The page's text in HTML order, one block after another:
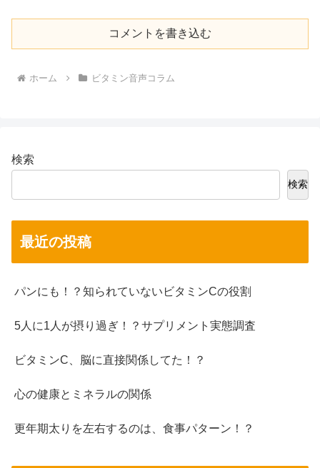
コメントを書き込む
ホーム ビタミン音声コラム
検索
検索
最近の投稿
パンにも！？知られていないビタミンCの役割
5人に1人が摂り過ぎ！？サプリメント実態調査
ビタミンC、脳に直接関係してた！？
心の健康とミネラルの関係
更年期太りを左右するのは、食事パターン！？